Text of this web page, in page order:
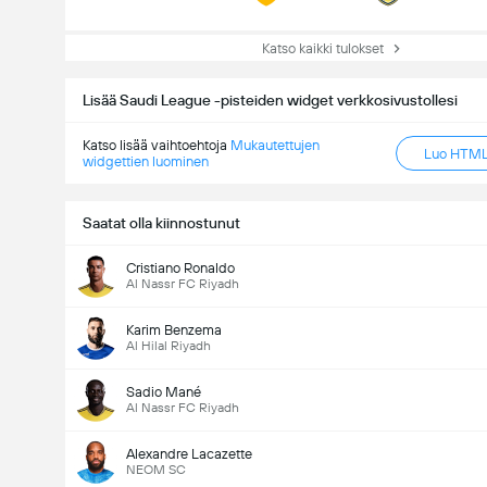
Katso kaikki tulokset
Lisää Saudi League -pisteiden widget verkkosivustollesi
Katso lisää vaihtoehtoja Mukautettujen
widgettien luominen
Luo
Saatat olla kiinnostunut
Cristiano Ronaldo
Al Nassr FC Riyadh
Karim Benzema
Al Hilal Riyadh
Sadio Mané
Al Nassr FC Riyadh
Alexandre Lacazette
NEOM SC